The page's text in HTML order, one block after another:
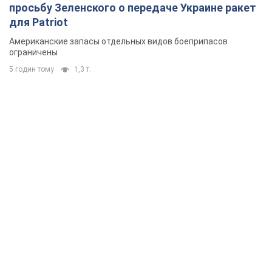
просьбу Зеленского о передаче Украине ракет
для Patriot
Американские запасы отдельных видов боеприпасов
ограничены
5 годин тому 1,3 т.